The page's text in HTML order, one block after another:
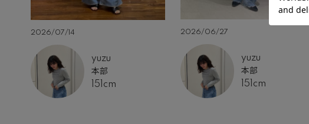
2026/07/14
yuzu
本部
151cm
2026/06/27
yuzu
本部
151cm